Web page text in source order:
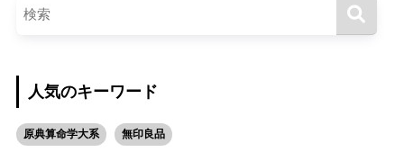
人気のキーワード
原典算命学大系 無印良品